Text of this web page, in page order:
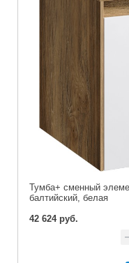
Тумба+ сменный
балтийский, белая
42 624 руб.